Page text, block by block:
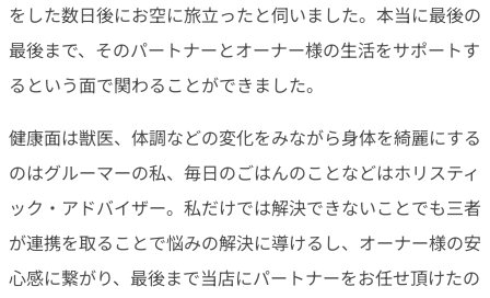
をした数日後にお空に旅立ったと伺いました。本当に最後の
最後まで、そのパートナーとオーナー様の生活をサポートす
るという面で関わることができました。
健康面は獣医、体調などの変化をみながら身体を綺麗にする
のはグルーマーの私、毎日のごはんのことなどはホリスティ
ック・アドバイザー。私だけでは解決できないことでも三者
が連携を取ることで悩みの解決に導けるし、オーナー様の安
心感に繋がり、最後まで当店にパートナーをお任せ頂けたの